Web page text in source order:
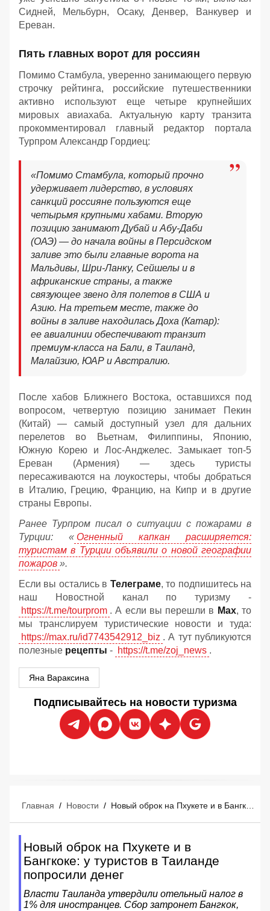
Сидней, Мельбурн, Осаку, Денвер, Ванкувер и
Ереван.
Пять главных ворот для россиян
Помимо Стамбула, уверенно занимающего первую
строчку рейтинга, российские путешественники
активно используют еще четыре крупнейших
мировых авиахаба. Актуальную карту транзита
прокомментировал главный редактор портала
Турпром Александр Гордиец:
«Помимо Стамбула, который прочно
удерживает лидерство, в условиях
санкций россияне пользуются еще
четырьмя крупными хабами. Вторую
позицию занимают Дубай и Абу-Даби
(ОАЭ) — до начала войны в Персидском
заливе это были главные ворота на
Мальдивы, Шри-Ланку, Сейшелы и в
африканские страны, а также
связующее звено для полетов в США и
Азию. На третьем месте, также до
войны в заливе находилась Доха (Катар):
ее авиалинии обеспечивают транзит
премиум-класса на Бали, в Таиланд,
Малайзию, ЮАР и Австралию.
После хабов Ближнего Востока, оставшихся под
вопросом, четвертую позицию занимает Пекин
(Китай) — самый доступный узел для дальних
перелетов во Вьетнам, Филиппины, Японию,
Южную Корею и Лос-Анджелес. Замыкает топ-5
Ереван (Армения) — здесь туристы
пересаживаются на лоукостеры, чтобы добраться
в Италию, Грецию, Францию, на Кипр и в другие
страны Европы.
Ранее Турпром писал о ситуации с пожарами в
Турции: « Огненный капкан расширяется:
туристам в Турции объявили о новой географии
пожаров ».
Если вы остались в Телеграме, то подпишитесь на
наш Новостной канал по туризму -
https://t.me/tourprom . А если вы перешли в Мах, то
мы транслируем туристические новости и туда:
https://max.ru/id7743542912_biz . А тут публикуются
полезные рецепты - https://t.me/zoj_news .
Яна Вараксина
Подписывайтесь на новости туризма
Главная / Новости /
Новый оброк на Пхукете и в
Бангкоке: у туристов в Таиланде
попросили денег
Власти Таиланда утвердили отельный налог в
1% для иностранцев. Сбор затронет Бангкок,